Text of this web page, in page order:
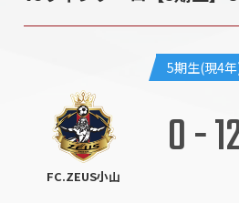
5期生(現4
FC.ZEUS小山
0-